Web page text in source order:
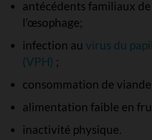
antécédents familiaux
l’œsophage;
infection au virus du
(VPH) ;
consommation de
alimentation faible en
inactivité physique.